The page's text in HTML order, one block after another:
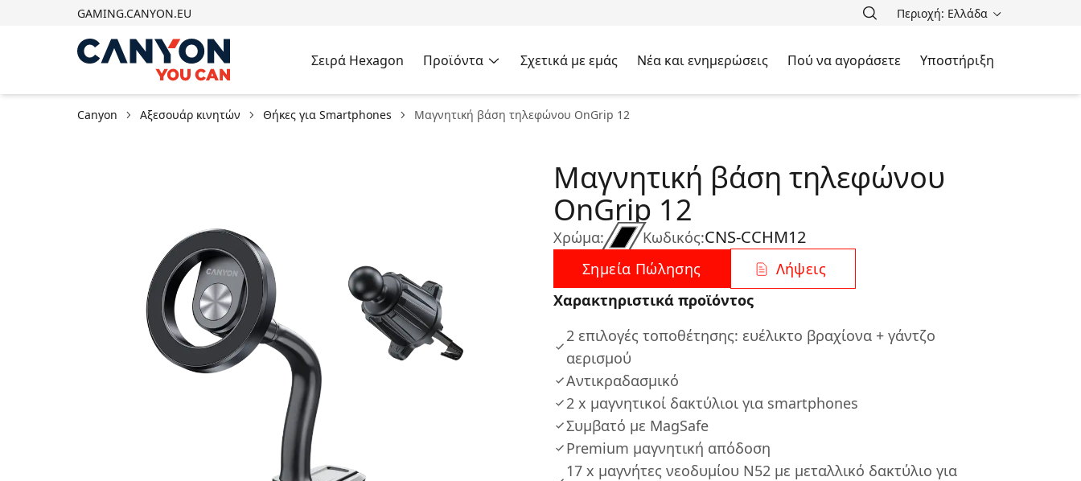
GAMING.CANYON.EU Περιοχή: Ελλάδα
Σειρά Hexagon Προϊόντα Σχετικά με εμάς Νέα και ενημερώσεις Πού να αγοράσετε Υποστήριξη
Canyon Αξεσουάρ κινητών Θήκες για Smartphones Μαγνητική βάση τηλεφώνου OnGrip 12
Χρώμα:
Μαγνητική βάση τηλεφώνου
OnGrip 12
Κωδικός:CNS-CCHM12
Σημεία Πώλησης
Λήψεις
Χαρακτηριστικά προϊόντος
2 επιλογές τοποθέτησης: ευέλικτο βραχίονα + γάντζο
αερισμού
Αντικραδασμικό
2 x μαγνητικοί δακτύλιοι για smartphones
Συμβατό με MagSafe
Premium μαγνητική απόδοση
17 x μαγνήτες νεοδυμίου N52 με μεταλλικό δακτύλιο για